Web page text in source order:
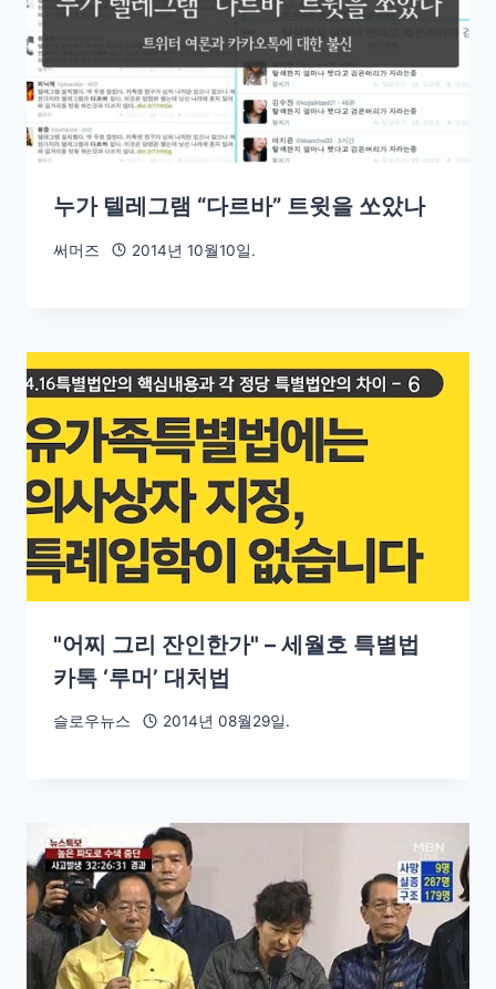
누가 텔레그램 “다르바” 트윗을 쏘았나
써머즈 2014년 10월10일.
"어찌 그리 잔인한가" – 세월호 특별법
카톡 ‘루머’ 대처법
슬로우뉴스 2014년 08월29일.